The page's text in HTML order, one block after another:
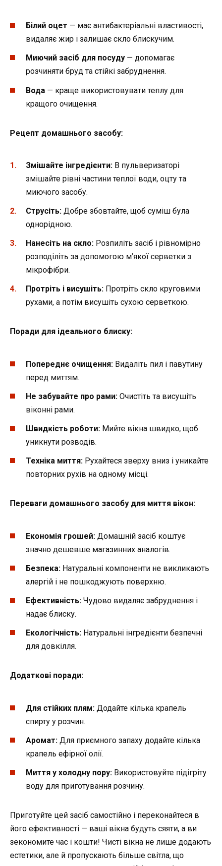
Білий оцет — має антибактеріальні властивості,
видаляє жир і залишає скло блискучим.
Миючий засіб для посуду — допомагає
розчиняти бруд та стійкі забруднення.
Вода — краще використовувати теплу для
кращого очищення.
Рецепт домашнього засобу:
Змішайте інгредієнти: В пульверизаторі
змішайте рівні частини теплої води, оцту та
миючого засобу.
Струсіть: Добре збовтайте, щоб суміш була
однорідною.
Нанесіть на скло: Розпиліть засіб і рівномірно
розподіліть за допомогою м’якої серветки з
мікрофібри.
Протріть і висушіть: Протріть скло круговими
рухами, а потім висушіть сухою серветкою.
Поради для ідеального блиску:
Попереднє очищення: Видаліть пил і павутину
перед миттям.
Не забувайте про рами: Очистіть та висушіть
віконні рами.
Швидкість роботи: Мийте вікна швидко, щоб
уникнути розводів.
Техніка миття: Рухайтеся зверху вниз і уникайте
повторних рухів на одному місці.
Переваги домашнього засобу для миття вікон:
Економія грошей: Домашній засіб коштує
значно дешевше магазинних аналогів.
Безпека: Натуральні компоненти не викликають
алергій і не пошкоджують поверхню.
Ефективність: Чудово видаляє забруднення і
надає блиску.
Екологічність: Натуральні інгредієнти безпечні
для довкілля.
Додаткові поради:
Для стійких плям: Додайте кілька крапель
спирту у розчин.
Аромат: Для приємного запаху додайте кілька
крапель ефірної олії.
Миття у холодну пору: Використовуйте підігріту
воду для приготування розчину.
Приготуйте цей засіб самостійно і переконайтеся в
його ефективності — ваші вікна будуть сяяти, а ви
зекономите час і кошти! Чисті вікна не лише додають
естетики, але й пропускають більше світла, що